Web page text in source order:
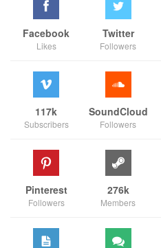
Facebook
Likes
Twitter
Followers
117k
Subscribers
SoundCloud
Followers
Pinterest
Followers
276k
Members